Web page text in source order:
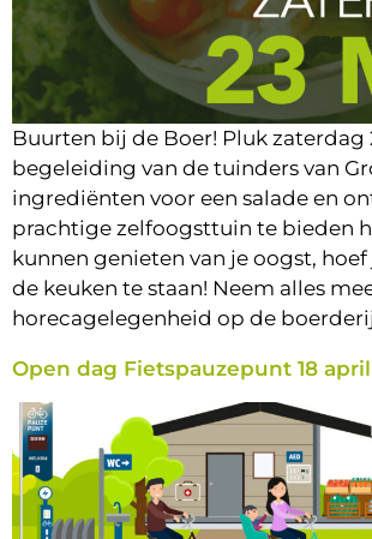
Buurten bij de Boer! Pluk zaterdag
begeleiding van de tuinders van
ingrediënten voor een salade en
prachtige zelfoogsttuin te bieden
kunnen genieten van je oogst,
de keuken te staan! Neem alles
horecagelegenheid op de
Open dag Fietspauzepunt 18